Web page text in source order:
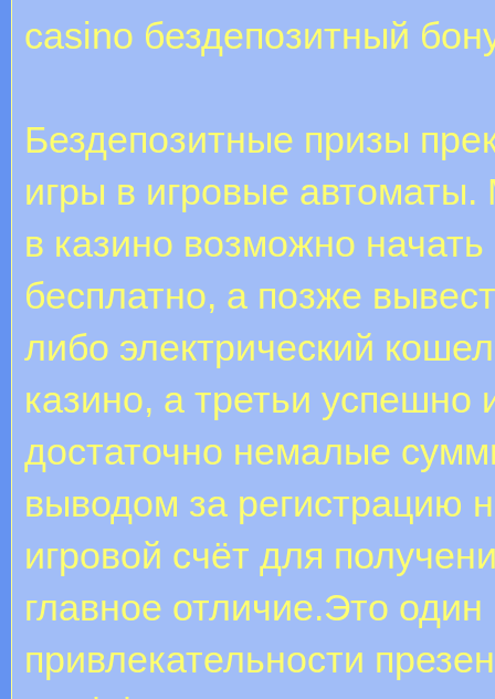
casino бездепозитный
Бездепозитные призы
игры в игровые
в казино возможно
бесплатно, а позже
либо электрический
казино, а третьи
достаточно немалые
выводом за регистрацию
игровой счёт для
главное отличие.Это
привлекательности